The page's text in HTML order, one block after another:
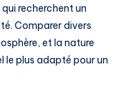
recherchent un
Comparer divers
et la nature
le plus adapté pour un